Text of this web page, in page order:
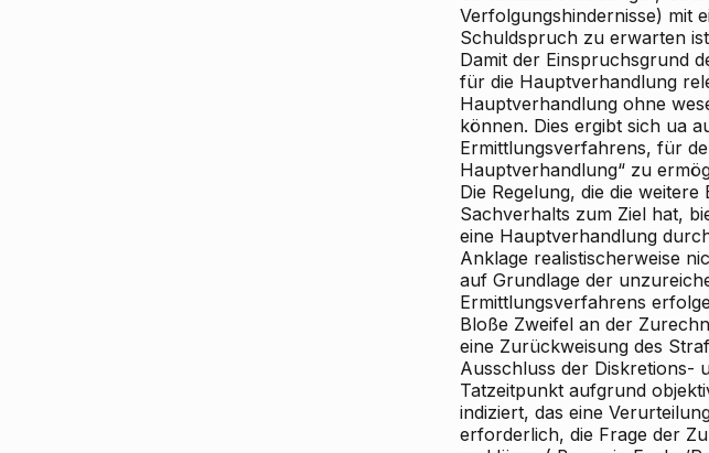
Verfolgungshindernisse) mit
Schuldspruch zu erwarten
Damit der Einspruchsgrund
für die Hauptverhandlung
Hauptverhandlung ohne
können. Dies ergibt sich ua
Ermittlungsverfahrens, für
Hauptverhandlung“ zu
Die Regelung, die die
Sachverhalts zum Ziel hat,
eine Hauptverhandlung
Anklage realistischerweise
auf Grundlage der
Ermittlungsverfahrens
Bloße Zweifel an der
eine Zurückweisung des
Ausschluss der Diskretions-
Tatzeitpunkt aufgrund
indiziert, das eine
erforderlich, die Frage der